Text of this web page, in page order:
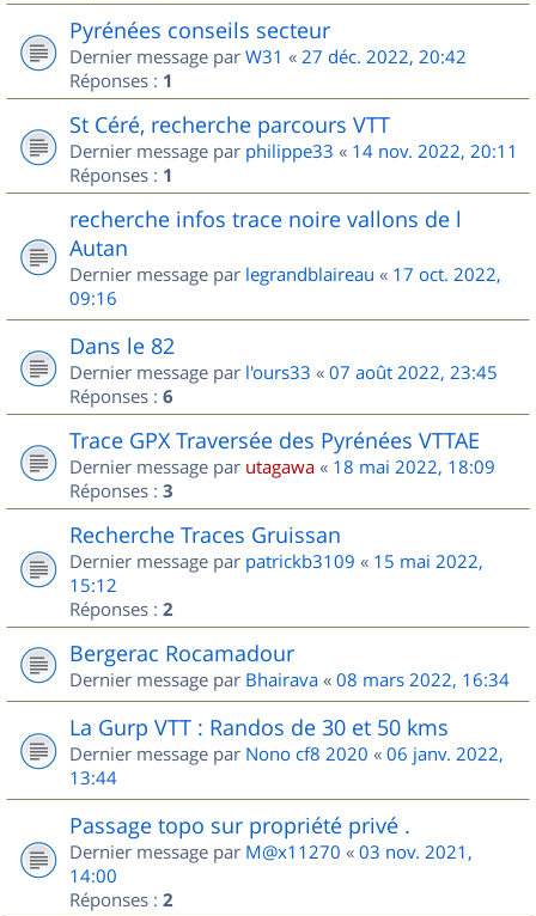
Pyrénées conseils secteur
Dernier message par W31 « 27 déc. 2022, 20:42
Réponses : 1
St Céré, recherche parcours VTT
Dernier message par philippe33 « 14 nov. 2022, 20:11
Réponses : 1
recherche infos trace noire vallons de l
Autan
Dernier message par legrandblaireau « 17 oct. 2022,
09:16
Dans le 82
Dernier message par l'ours33 « 07 août 2022, 23:45
Réponses : 6
Trace GPX Traversée des Pyrénées VTTAE
Dernier message par utagawa « 18 mai 2022, 18:09
Réponses : 3
Recherche Traces Gruissan
Dernier message par patrickb3109 « 15 mai 2022,
15:12
Réponses : 2
Bergerac Rocamadour
Dernier message par Bhairava « 08 mars 2022, 16:34
La Gurp VTT : Randos de 30 et 50 kms
Dernier message par Nono cf8 2020 « 06 janv. 2022,
13:44
Passage topo sur propriété privé .
Dernier message par M@x11270 « 03 nov. 2021,
14:00
Réponses : 2